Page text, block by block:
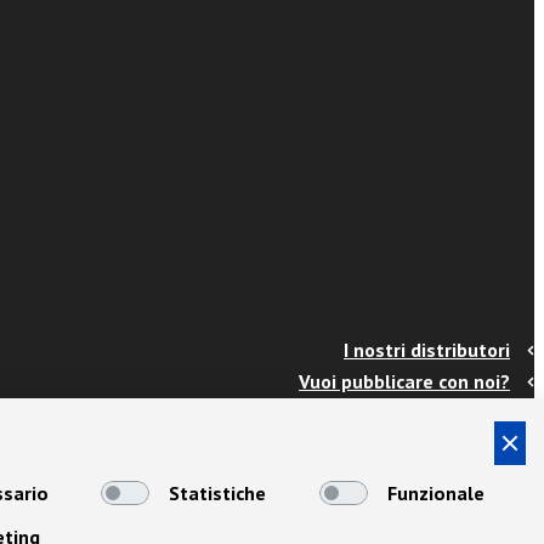
I nostri distributori
Vuoi pubblicare con noi?
Info e spedizioni
Termini e condizioni
Cookies
Statistiche
Funzionale